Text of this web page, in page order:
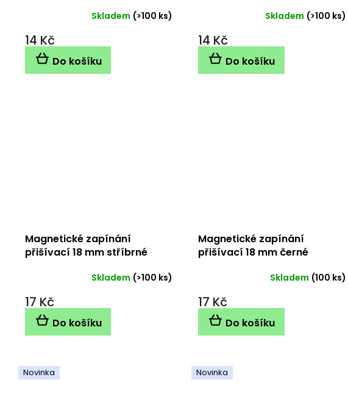
Skladem (>100 ks)
14 Kč
Do košíku
Skladem (>100 ks)
14 Kč
Do košíku
Magnetické zapínání
přišívací 18 mm stříbrné
Skladem (>100 ks)
17 Kč
Do košíku
Magnetické zapínání
přišívací 18 mm černé
Skladem (100 ks)
17 Kč
Do košíku
Novinka Novinka